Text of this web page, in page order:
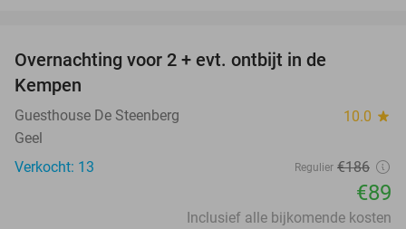
Overnachting voor 2 + evt. ontbijt in de
Kempen
Guesthouse De Steenberg 10.0 star
Geel
Verkocht: 13
Regulier €186
€89
Inclusief alle bijkomende kosten